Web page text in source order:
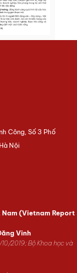
Công, Số 3 Phố
Nội
(Vietnam Report
Vinh
2019; Bộ Khoa học và